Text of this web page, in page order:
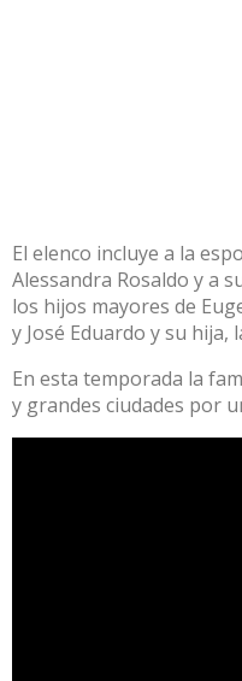
El elenco incluye a la
Alessandra Rosaldo y a
los hijos mayores de
y José Eduardo y su hija,
En esta temporada la
y grandes ciudades por